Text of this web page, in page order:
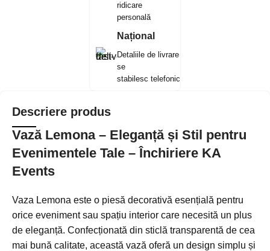
ridicare
personală
Național
Detaliile de livrare
se
stabilesc telefonic
Descriere produs
Vază Lemona – Eleganță și Stil pentru
Evenimentele Tale – Închiriere KA
Events
Vaza Lemona este o piesă decorativă esențială pentru
orice eveniment sau spațiu interior care necesită un plus
de eleganță. Confecționată din sticlă transparentă de cea
mai bună calitate, această vază oferă un design simplu și